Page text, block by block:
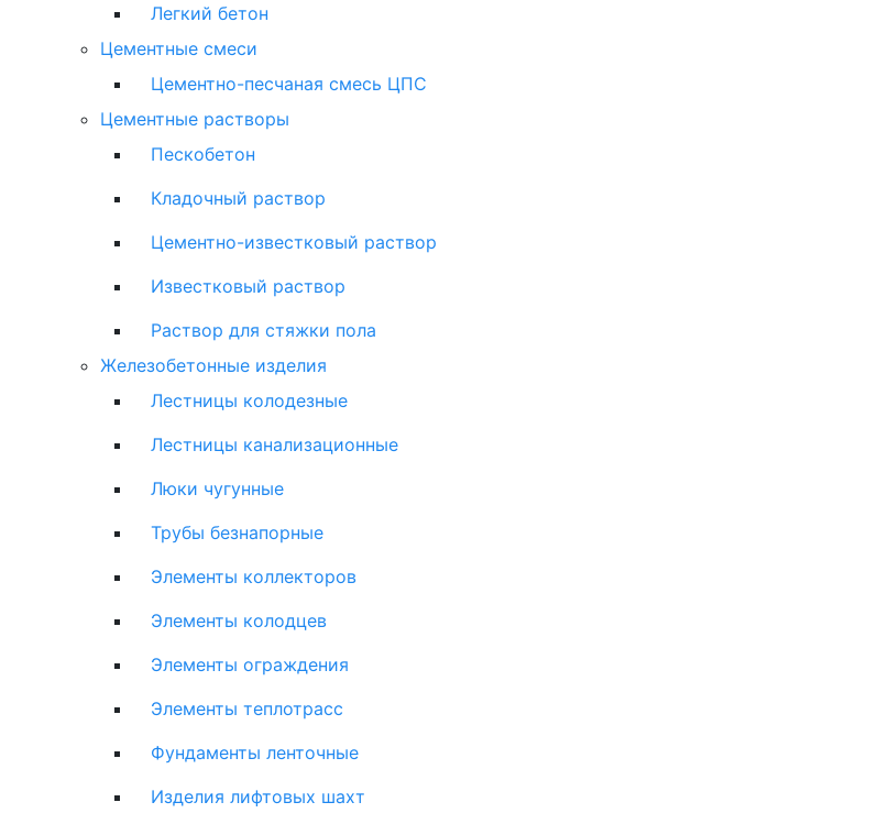
Легкий бетон
Цементные смеси
Цементно-песчаная смесь ЦПС
Цементные растворы
Пескобетон
Кладочный раствор
Цементно-известковый раствор
Известковый раствор
Раствор для стяжки пола
Железобетонные изделия
Лестницы колодезные
Лестницы канализационные
Люки чугунные
Трубы безнапорные
Элементы коллекторов
Элементы колодцев
Элементы ограждения
Элементы теплотрасс
Фундаменты ленточные
Изделия лифтовых шахт